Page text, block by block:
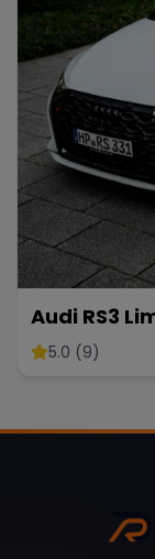
Audi RS3
5.0 (9)